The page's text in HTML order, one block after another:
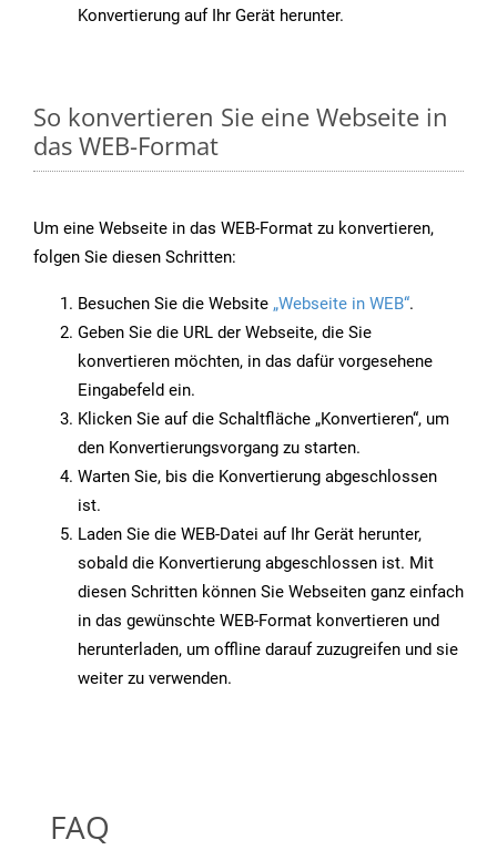
Konvertierung auf Ihr Gerät herunter.
So konvertieren Sie eine Webseite in
das WEB-Format
Um eine Webseite in das WEB-Format zu konvertieren,
folgen Sie diesen Schritten:
Besuchen Sie die Website „Webseite in WEB“.
Geben Sie die URL der Webseite, die Sie
konvertieren möchten, in das dafür vorgesehene
Eingabefeld ein.
Klicken Sie auf die Schaltfläche „Konvertieren“, um
den Konvertierungsvorgang zu starten.
Warten Sie, bis die Konvertierung abgeschlossen
ist.
Laden Sie die WEB-Datei auf Ihr Gerät herunter,
sobald die Konvertierung abgeschlossen ist. Mit
diesen Schritten können Sie Webseiten ganz einfach
in das gewünschte WEB-Format konvertieren und
herunterladen, um offline darauf zuzugreifen und sie
weiter zu verwenden.
FAQ